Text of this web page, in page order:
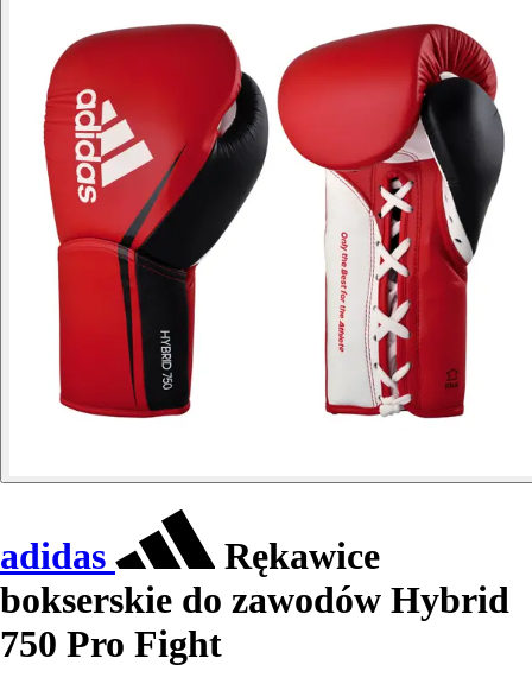
adidas
Rękawice
bokserskie do zawodów Hybrid
750 Pro Fight